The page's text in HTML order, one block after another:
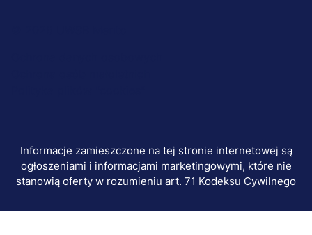
Informacje zamieszczone na tej stronie internetowej są
ogłoszeniami i informacjami marketingowymi, które nie
stanowią oferty w rozumieniu art. 71 Kodeksu Cywilnego